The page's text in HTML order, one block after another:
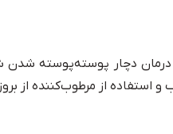
درمان دچار پوسته‌پوسته
استفاده از مرطوب‌کننده از